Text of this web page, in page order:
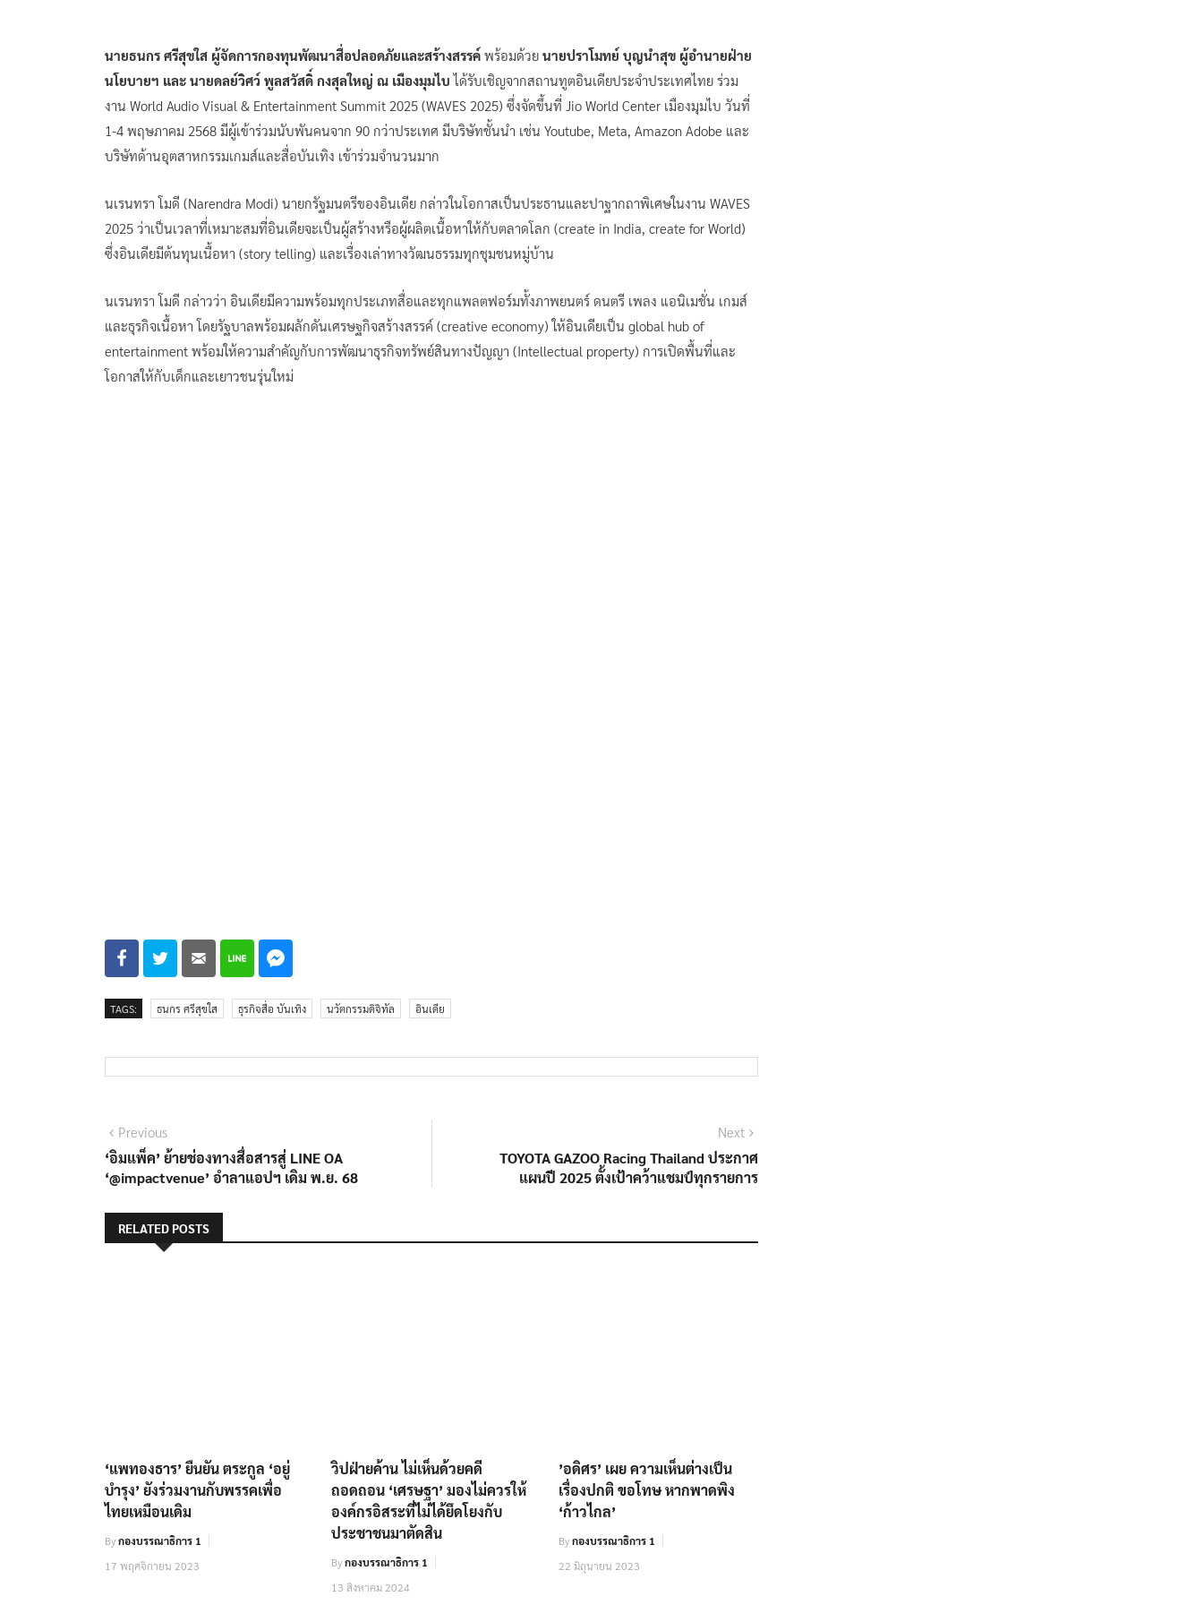
นายธนกร ศรีสุขใส ผู้จัดการกองทุนพัฒนาสื่อปลอดภัยและสร้างสรรค์ พร้อมด้วย นายปราโมทย์ บุญนำสุข ผู้อำนายฝ่าย
นโยบายฯ และ นายดลย์วิศว์ พูลสวัสดิ์ กงสุลใหญ่ ณ เมืองมุมไบ ได้รับเชิญจากสถานทูตอินเดียประจำประเทศไทย ร่วม
งาน World Audio Visual & Entertainment Summit 2025 (WAVES 2025) ซึ่งจัดขึ้นที่ Jio World Center เมืองมุมไบ วันที่
1-4 พฤษภาคม 2568 มีผู้เข้าร่วมนับพันคนจาก 90 กว่าประเทศ มีบริษัทชั้นนำ เช่น Youtube, Meta, Amazon Adobe และ
บริษัทด้านอุตสาหกรรมเกมส์และสื่อบันเทิง เข้าร่วมจำนวนมาก
นเรนทรา โมดี (Narendra Modi) นายกรัฐมนตรีของอินเดีย กล่าวในโอกาสเป็นประธานและปาฐากถาพิเศษในงาน WAVES
2025 ว่าเป็นเวลาที่เหมาะสมที่อินเดียจะเป็นผู้สร้างหรือผู้ผลิตเนื้อหาให้กับตลาดโลก (create in India, create for World)
ซึ่งอินเดียมีต้นทุนเนื้อหา (story telling) และเรื่องเล่าทางวัฒนธรรมทุกชุมชนหมู่บ้าน
นเรนทรา โมดี กล่าวว่า อินเดียมีความพร้อมทุกประเภทสื่อและทุกแพลตฟอร์มทั้งภาพยนตร์ ดนตรี เพลง แอนิเมชั่น เกมส์
และธุรกิจเนื้อหา โดยรัฐบาลพร้อมผลักดันเศรษฐกิจสร้างสรรค์ (creative economy) ให้อินเดียเป็น global hub of
entertainment พร้อมให้ความสำคัญกับการพัฒนาธุรกิจทรัพย์สินทางปัญญา (Intellectual property) การเปิดพื้นที่และ
โอกาสให้กับเด็กและเยาวชนรุ่นใหม่
TAGS: ธนกร ศรีสุขใส ธุรกิจสื่อ บันเทิง นวัตกรรมดิจิทัล อินเดีย
แนะแนว
เรื่อง
PreviousPrevious
post:
‘อิมแพ็ค’ ย้ายช่องทางสื่อสารสู่ LINE OA
‘@impactvenue’ อำลาแอปฯ เดิม พ.ย. 68
Next
post:
TOYOTA GAZOO Racing Thailand ประกาศ
แผนปี 2025 ตั้งเป้าคว้าแชมป์ทุกรายการ
RELATED POSTS
‘แพทองธาร’ ยืนยัน ตระกูล ‘อยู่
บำรุง’ ยังร่วมงานกับพรรคเพื่อ
ไทยเหมือนเดิม
Byกองบรรณาธิการ 1
17 พฤศจิกายน 2023
วิปฝ่ายค้าน ไม่เห็นด้วยคดี
ถอดถอน ‘เศรษฐา’ มองไม่ควรให้
องค์กรอิสระที่ไม่ได้ยึดโยงกับ
ประชาชนมาตัดสิน
Byกองบรรณาธิการ 1
13 สิงหาคม 2024
’อดิศร’ เผย ความเห็นต่างเป็น
เรื่องปกติ ขอโทษ หากพาดพิง
‘ก้าวไกล’
Byกองบรรณาธิการ 1
22 มิถุนายน 2023